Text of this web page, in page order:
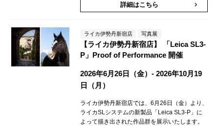
詳細はこちら keyboard_arrow_right
ライカ伊勢丹新宿店 写真展
【ライカ伊勢丹新宿店】 「Leica SL3-
P」Proof of Performance 開催
2026年6月26日（金）- 2026年10月19
日（月）
ライカ伊勢丹新宿店では、6月26日（金）より、
ライカSLシステムの新製品「Leica SL3-P」に
よって描き出された作品群を展示いたします。